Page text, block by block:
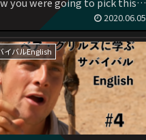
日本語セリフ：どうしてこれ
だんだ？ How’d I know=私が
けないベ...
2020.06.05
イバルEnglish